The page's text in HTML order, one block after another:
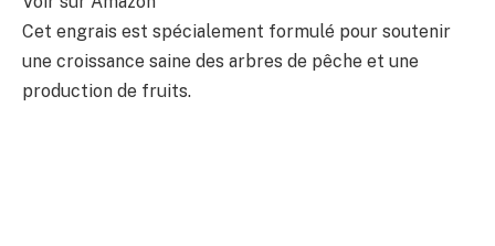
Cet engrais est spécialement formulé pour soutenir
une croissance saine des arbres de pêche et une
production de fruits.